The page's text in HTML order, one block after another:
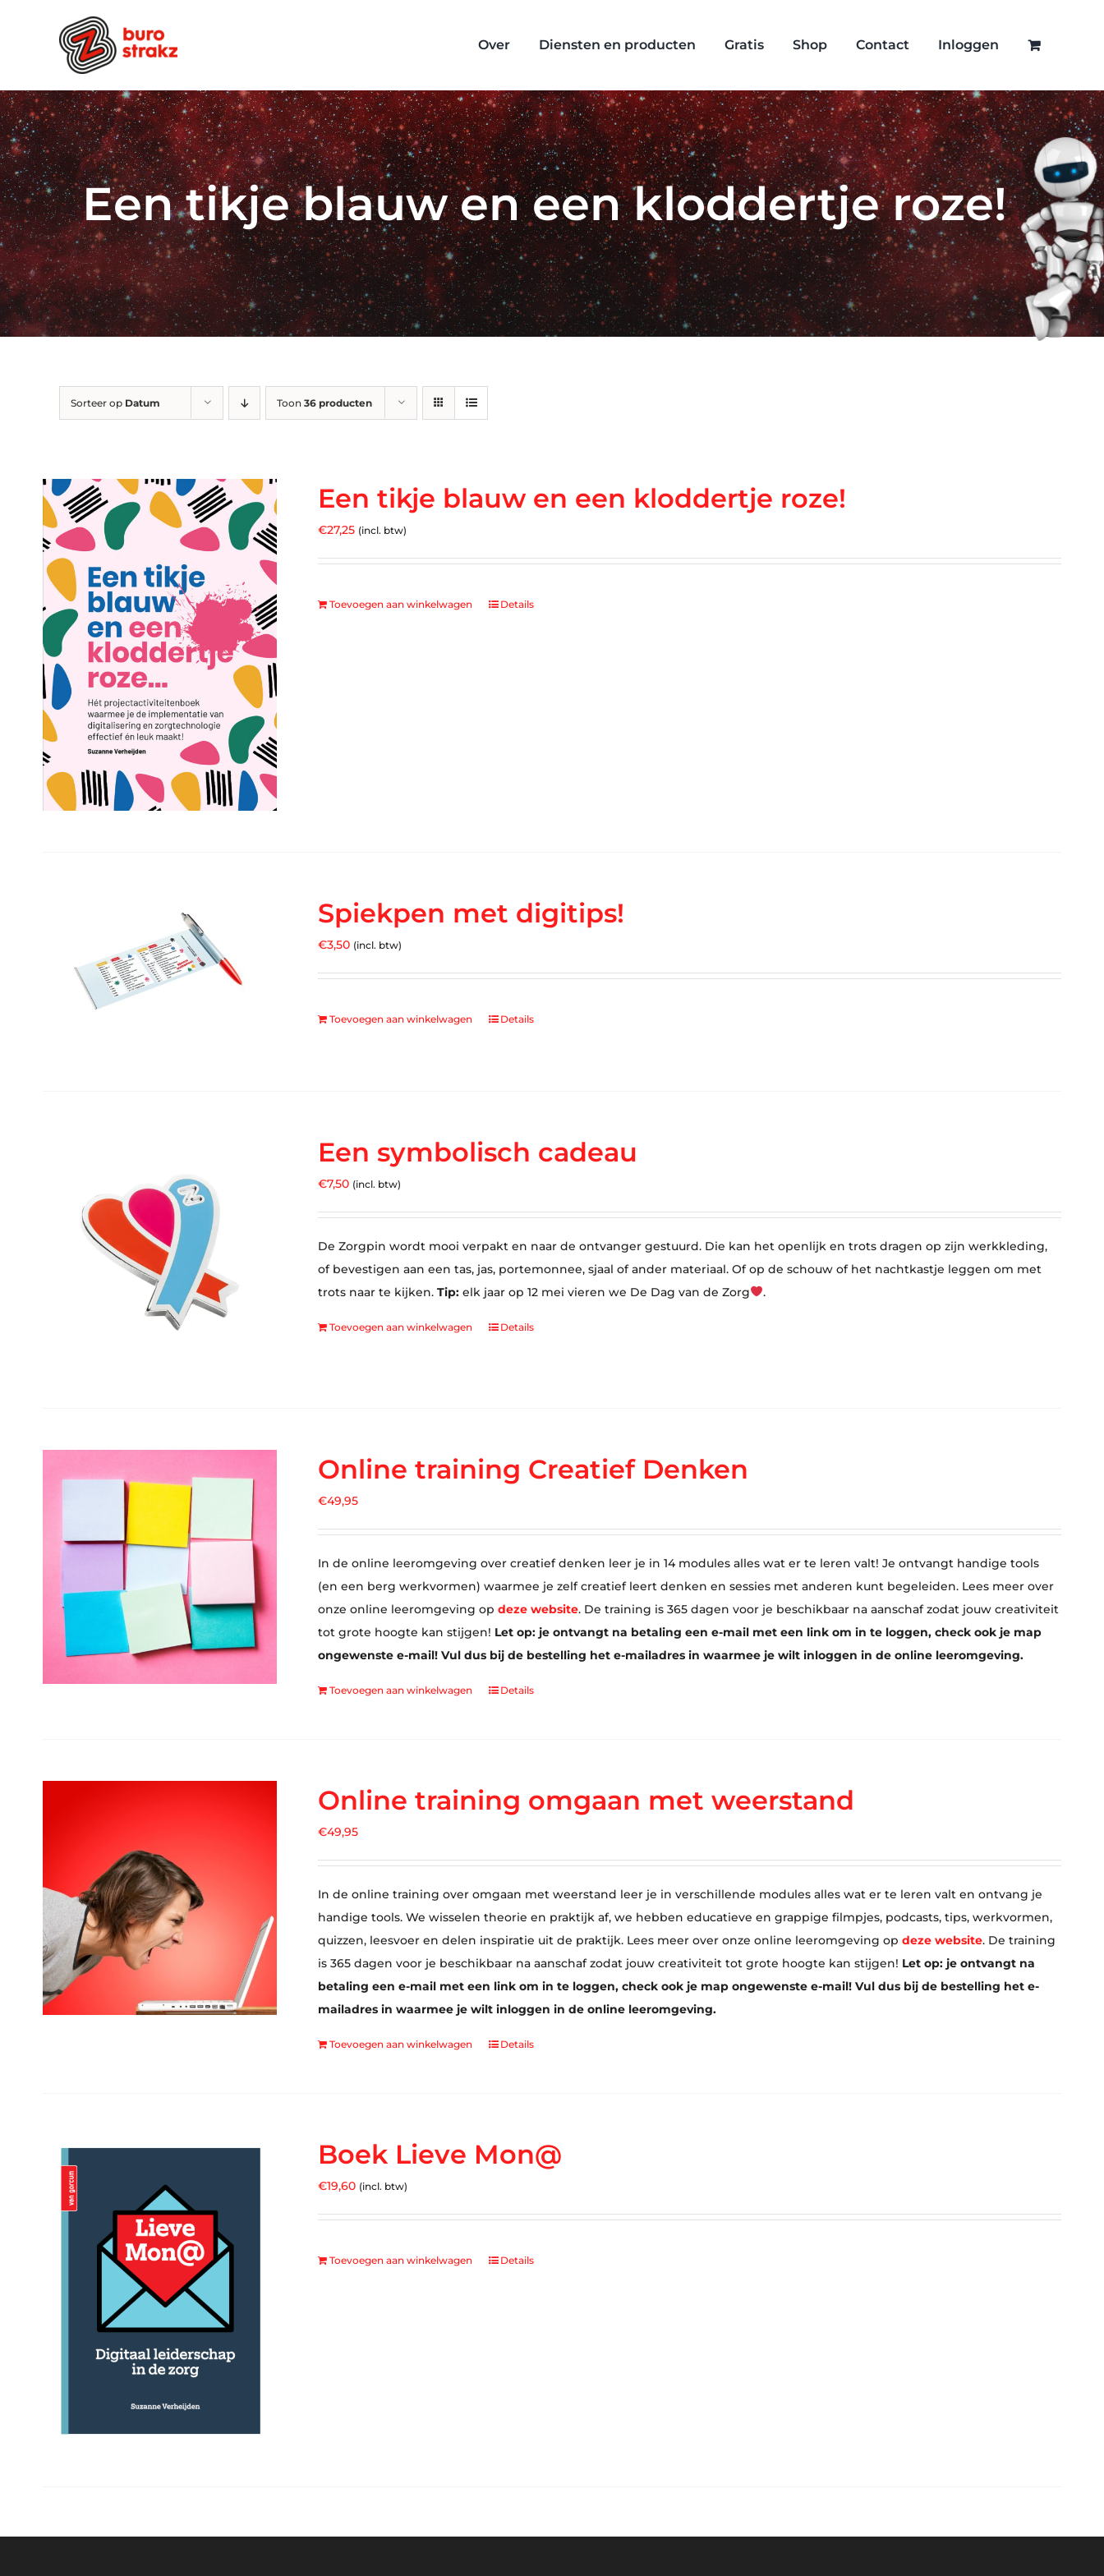
Over Diensten en producten Gratis Shop Contact Inloggen
Een tikje blauw en een kloddertje roze!
Sorteer op Datum Toon 36 producten
Een tikje blauw en een kloddertje roze!
€27,25 (incl. btw)
Toevoegen aan winkelwagen Details
Spiekpen met digitips!
€3,50 (incl. btw)
Toevoegen aan winkelwagen Details
Een symbolisch cadeau
€7,50 (incl. btw)
De Zorgpin wordt mooi verpakt en naar de ontvanger gestuurd. Die kan het openlijk en trots dragen op zijn werkkleding,
of bevestigen aan een tas, jas, portemonnee, sjaal of ander materiaal. Of op de schouw of het nachtkastje leggen om met
trots naar te kijken. Tip: elk jaar op 12 mei vieren we De Dag van de Zorg .
Toevoegen aan winkelwagen Details
Online training Creatief Denken
€49,95
In de online leeromgeving over creatief denken leer je in 14 modules alles wat er te leren valt! Je ontvangt handige tools
(en een berg werkvormen) waarmee je zelf creatief leert denken en sessies met anderen kunt begeleiden. Lees meer over
onze online leeromgeving op deze website. De training is 365 dagen voor je beschikbaar na aanschaf zodat jouw creativiteit
tot grote hoogte kan stijgen! Let op: je ontvangt na betaling een e-mail met een link om in te loggen, check ook je map
ongewenste e-mail! Vul dus bij de bestelling het e-mailadres in waarmee je wilt inloggen in de online leeromgeving.
Toevoegen aan winkelwagen Details
Online training omgaan met weerstand
€49,95
In de online training over omgaan met weerstand leer je in verschillende modules alles wat er te leren valt en ontvang je
handige tools. We wisselen theorie en praktijk af, we hebben educatieve en grappige filmpjes, podcasts, tips, werkvormen,
quizzen, leesvoer en delen inspiratie uit de praktijk. Lees meer over onze online leeromgeving op deze website. De training
is 365 dagen voor je beschikbaar na aanschaf zodat jouw creativiteit tot grote hoogte kan stijgen! Let op: je ontvangt na
betaling een e-mail met een link om in te loggen, check ook je map ongewenste e-mail! Vul dus bij de bestelling het e-
mailadres in waarmee je wilt inloggen in de online leeromgeving.
Toevoegen aan winkelwagen Details
Boek Lieve Mon@
€19,60 (incl. btw)
Toevoegen aan winkelwagen Details